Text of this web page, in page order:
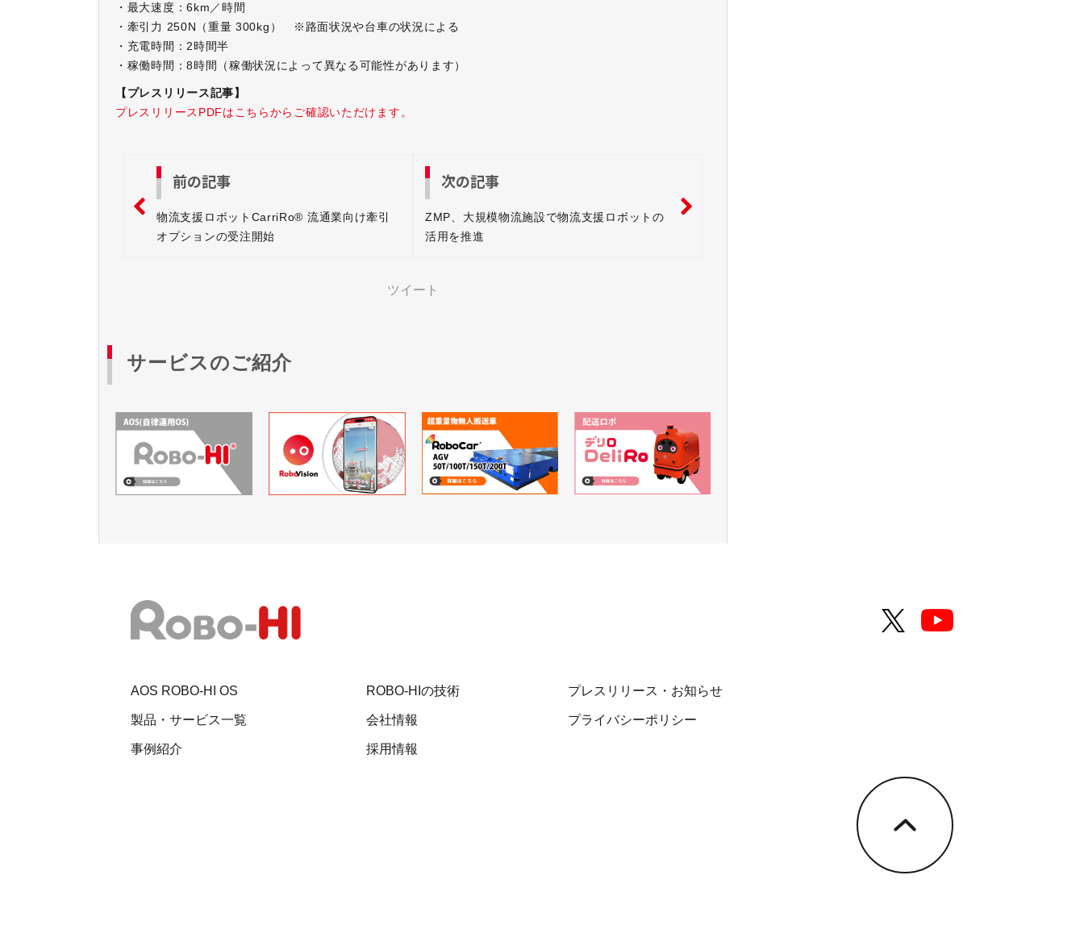
・最大速度：6km／時間
・牽引力 250N（重量 300kg） ※路面状況や台車の状況による
・充電時間：2時間半
・稼働時間：8時間（稼働状況によって異なる可能性があります）
【プレスリリース記事】
プレスリリースPDFはこちらからご確認いただけます。
前の記事
物流支援ロボットCarriRo® 流通業向け牽引
オプションの受注開始
次の記事
ZMP、大規模物流施設で物流支援ロボットの
活用を推進
ツイート
サービスのご紹介
AOS ROBO-HI OS
製品・サービス一覧
事例紹介
ROBO-HIの技術
会社情報
採用情報
プレスリリース・お知らせ
プライバシーポリシー